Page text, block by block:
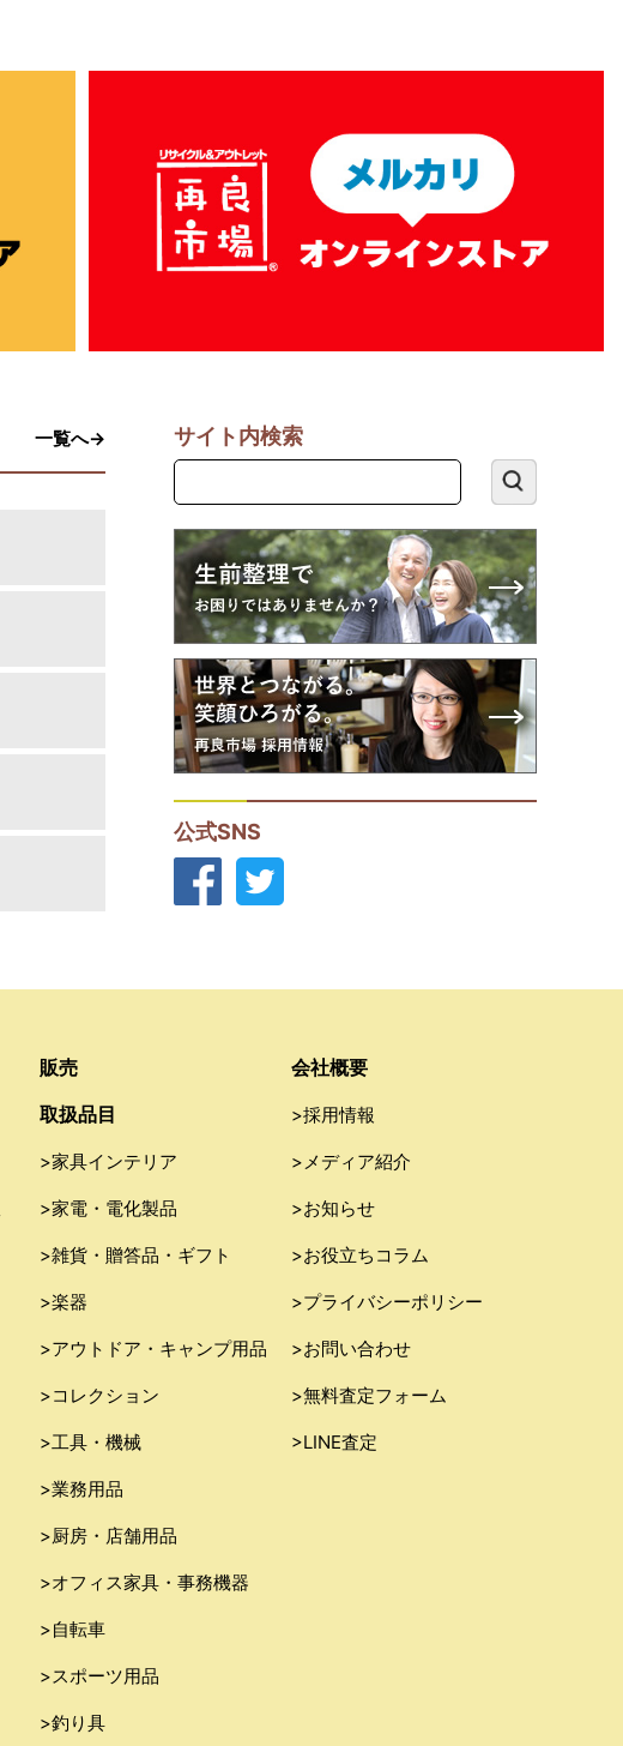
一覧へ→ サイト内検索
公式SNS
販売
取扱品目
>家具インテリア
>家電・電化製品
>雑貨・贈答品・ギフト
>楽器
>アウトドア・キャンプ用品
>コレクション
>工具・機械
>業務用品
>厨房・店舗用品
>オフィス家具・事務機器
>自転車
>スポーツ用品
>釣り具
会社概要
>採用情報
>メディア紹介
>お知らせ
>お役立ちコラム
>プライバシーポリシー
>お問い合わせ
>無料査定フォーム
>LINE査定